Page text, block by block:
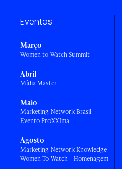
Eventos
Março
Women to Watch Summit
Abril
Mídia Master
Maio
Marketing Network Brasil
Evento ProXXIma
Agosto
Marketing Network Knowledge
Women To Watch - Homenagem